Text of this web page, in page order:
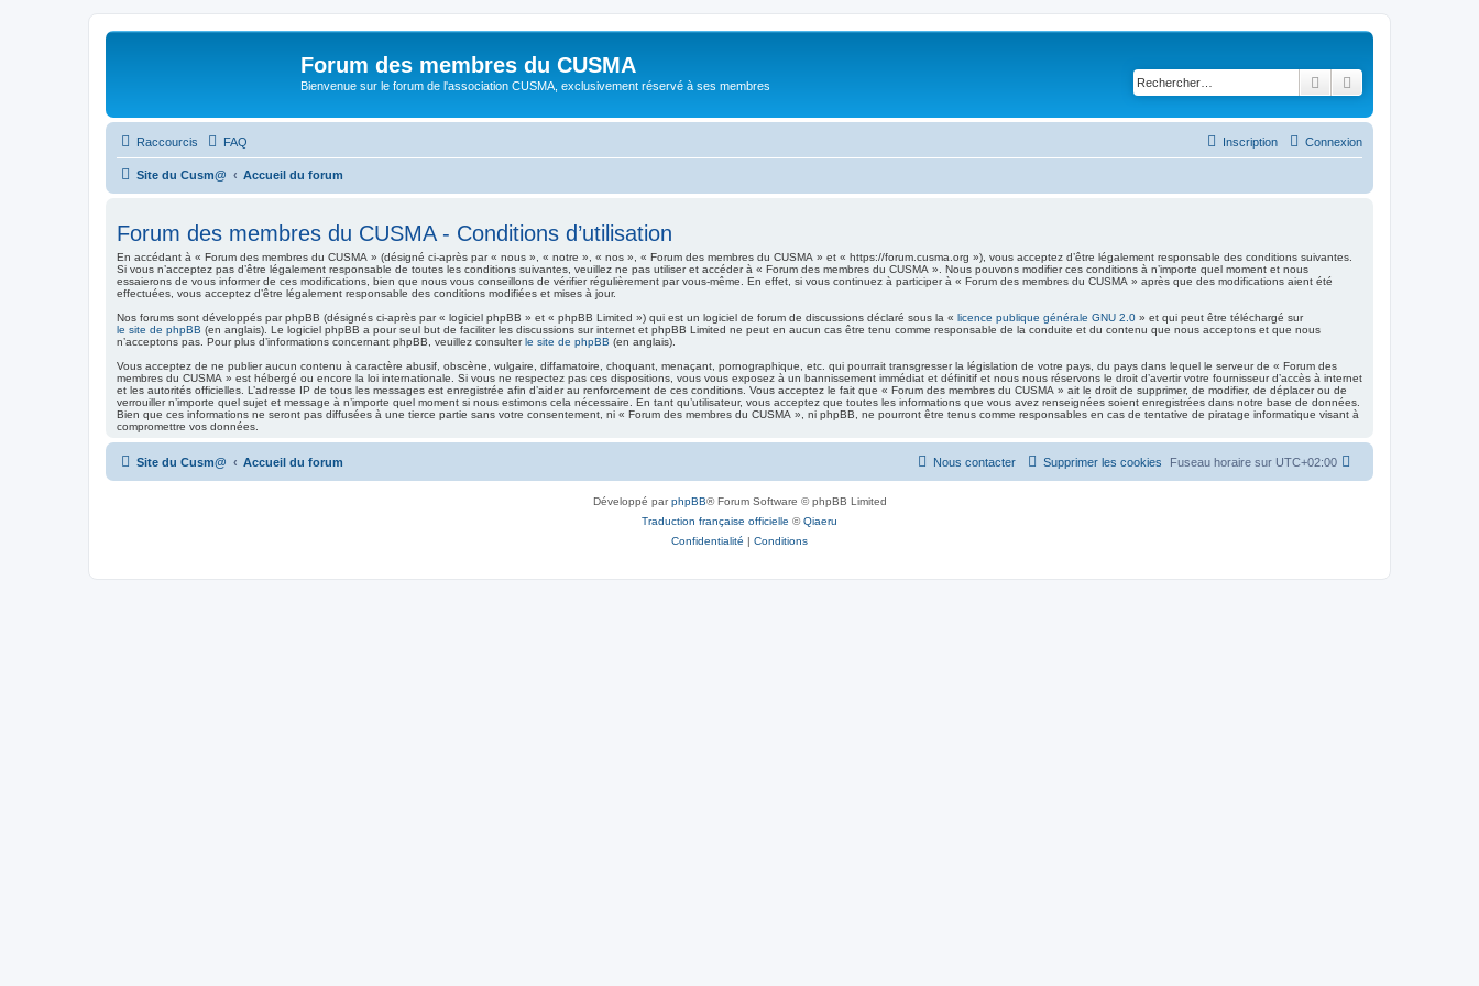
Forum des membres du CUSMA
Bienvenue sur le forum de l'association CUSMA, exclusivement réservé à ses membres Rechercher
Raccourcis FAQ Connexion
Inscription
Site du Cusm@ Accueil du forum
Forum des membres du CUSMA - Conditions d’utilisation
En accédant à « Forum des membres du CUSMA » (désigné ci-après par « nous », « notre », « nos », « Forum des membres du CUSMA » et « https://forum.cusma.org »), vous acceptez d’être légalement responsable des conditions suivantes.
Si vous n’acceptez pas d’être légalement responsable de toutes les conditions suivantes, veuillez ne pas utiliser et accéder à « Forum des membres du CUSMA ». Nous pouvons modifier ces conditions à n’importe quel moment et nous
essaierons de vous informer de ces modifications, bien que nous vous conseillons de vérifier régulièrement par vous-même. En effet, si vous continuez à participer à « Forum des membres du CUSMA » après que des modifications aient été
effectuées, vous acceptez d’être légalement responsable des conditions modifiées et mises à jour.
Nos forums sont développés par phpBB (désignés ci-après par « logiciel phpBB » et « phpBB Limited ») qui est un logiciel de forum de discussions déclaré sous la « licence publique générale GNU 2.0 » et qui peut être téléchargé sur
le site de phpBB (en anglais). Le logiciel phpBB a pour seul but de faciliter les discussions sur internet et phpBB Limited ne peut en aucun cas être tenu comme responsable de la conduite et du contenu que nous acceptons et que nous
n’acceptons pas. Pour plus d’informations concernant phpBB, veuillez consulterle site de phpBB (en anglais).
Vous acceptez de ne publier aucun contenu à caractère abusif, obscène, vulgaire, diffamatoire, choquant, menaçant, pornographique, etc. qui pourrait transgresser la législation de votre pays, du pays dans lequel le serveur de « Forum des
membres du CUSMA » est hébergé ou encore la loi internationale. Si vous ne respectez pas ces dispositions, vous vous exposez à un bannissement immédiat et définitif et nous nous réservons le droit d’avertir votre fournisseur d’accès à internet
et les autorités officielles. L’adresse IP de tous les messages est enregistrée afin d’aider au renforcement de ces conditions. Vous acceptez le fait que « Forum des membres du CUSMA » ait le droit de supprimer, de modifier, de déplacer ou de
verrouiller n’importe quel sujet et message à n’importe quel moment si nous estimons cela nécessaire. En tant qu’utilisateur, vous acceptez que toutes les informations que vous avez renseignées soient enregistrées dans notre base de données.
Bien que ces informations ne seront pas diffusées à une tierce partie sans votre consentement, ni « Forum des membres du CUSMA », ni phpBB, ne pourront être tenus comme responsables en cas de tentative de piratage informatique visant à
compromettre vos données.
Site du Cusm@ Accueil du forum Fuseau horaire sur UTC+02:00
Supprimer les cookies
Nous contacter
Développé parphpBB® Forum Software © phpBB Limited
Traduction française officielle ©Qiaeru
Confidentialité | Conditions